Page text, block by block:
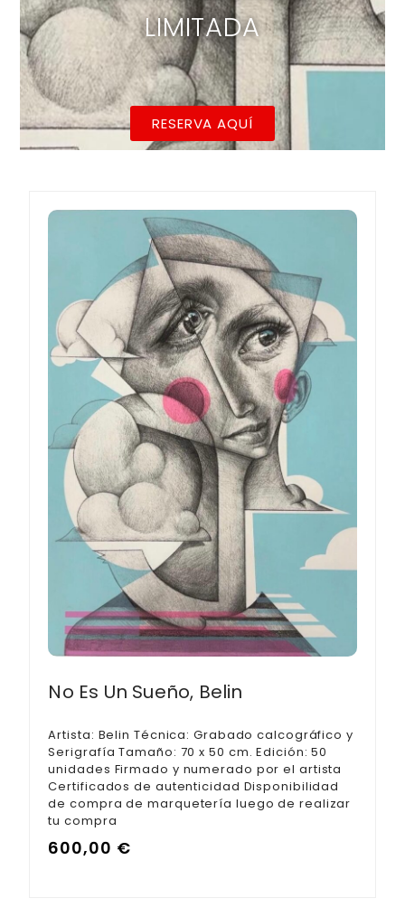
LIMITADA
RESERVA AQUÍ
No Es Un Sueño, Belin
Artista: Belin Técnica: Grabado calcográfico y
Serigrafía Tamaño: 70 x 50 cm. Edición: 50
unidades Firmado y numerado por el artista
Certificados de autenticidad Disponibilidad
de compra de marquetería luego de realizar
tu compra
600,00 €